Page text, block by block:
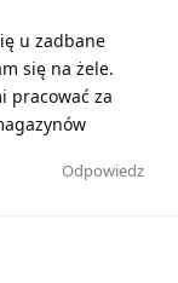
u zadbane
się na żele.
pracować za
Odpowiedz